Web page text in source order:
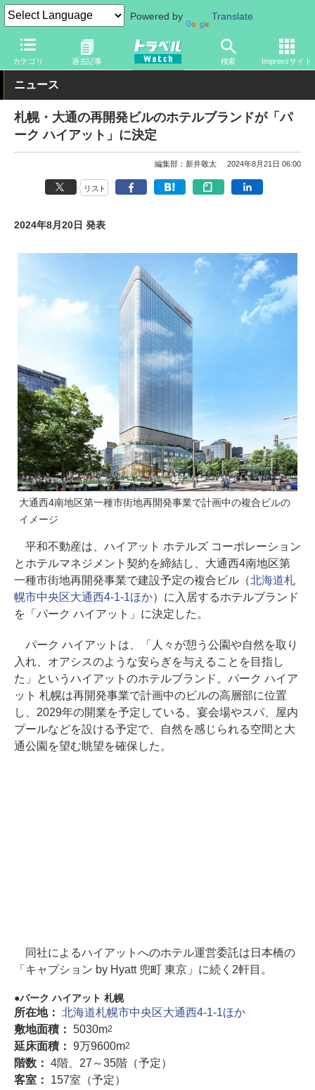
Powered by Translate
カテゴリ 過去記事 検索 Impressサイト
トラベル Watch 地域 国内旅行 北海道
ニュース
札幌・大通の再開発ビルのホテルブランドが「パ
ーク ハイアット」に決定
編集部：新井敬太 2024年8月21日 06:00
リスト
2024年8月20日 発表
大通西4南地区第一種市街地再開発事業で計画中の複合ビルの
イメージ
平和不動産は、ハイアット ホテルズ コーポレーション
とホテルマネジメント契約を締結し、大通西4南地区第
一種市街地再開発事業で建設予定の複合ビル（北海道札
幌市中央区大通西4-1-1ほか）に入居するホテルブランド
を「パーク ハイアット」に決定した。
パーク ハイアットは、「人々が憩う公園や自然を取り
入れ、オアシスのような安らぎを与えることを目指し
た」というハイアットのホテルブランド。パーク ハイア
ット 札幌は再開発事業で計画中のビルの高層部に位置
し、2029年の開業を予定している。宴会場やスパ、屋内
プールなどを設ける予定で、自然を感じられる空間と大
通公園を望む眺望を確保した。
同社によるハイアットへのホテル運営委託は日本橋の
「キャプション by Hyatt 兜町 東京」に続く2軒目。
パーク ハイアット 札幌
所在地： 北海道札幌市中央区大通西4-1-1ほか
敷地面積： 5030m2
延床面積： 9万9600m2
階数： 4階、27～35階（予定）
客室： 157室（予定）